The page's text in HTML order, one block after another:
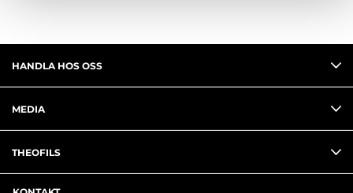
HANDLA HOS OSS
MEDIA
THEOFILS